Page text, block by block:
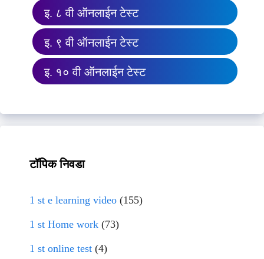
इ. ८ वी ऑनलाईन टेस्ट
इ. ९ वी ऑनलाईन टेस्ट
इ. १० वी ऑनलाईन टेस्ट
टॉपिक निवडा
1 st e learning video (155)
1 st Home work (73)
1 st online test (4)